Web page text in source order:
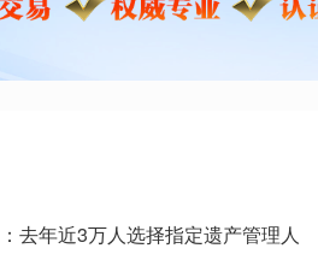
去年近3万人选择指定遗产管理人